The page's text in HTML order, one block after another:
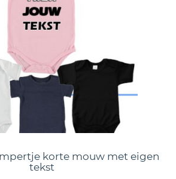
korte mouw met eigen
tekst